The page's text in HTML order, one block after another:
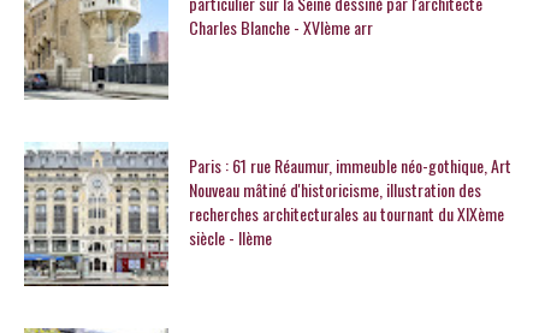
Charles Blanche - XVIème arr
Paris : 61 rue Réaumur, immeuble néo-gothique, Art
Nouveau mâtiné d'historicisme, illustration des
recherches architecturales au tournant du XIXème
siècle - IIème